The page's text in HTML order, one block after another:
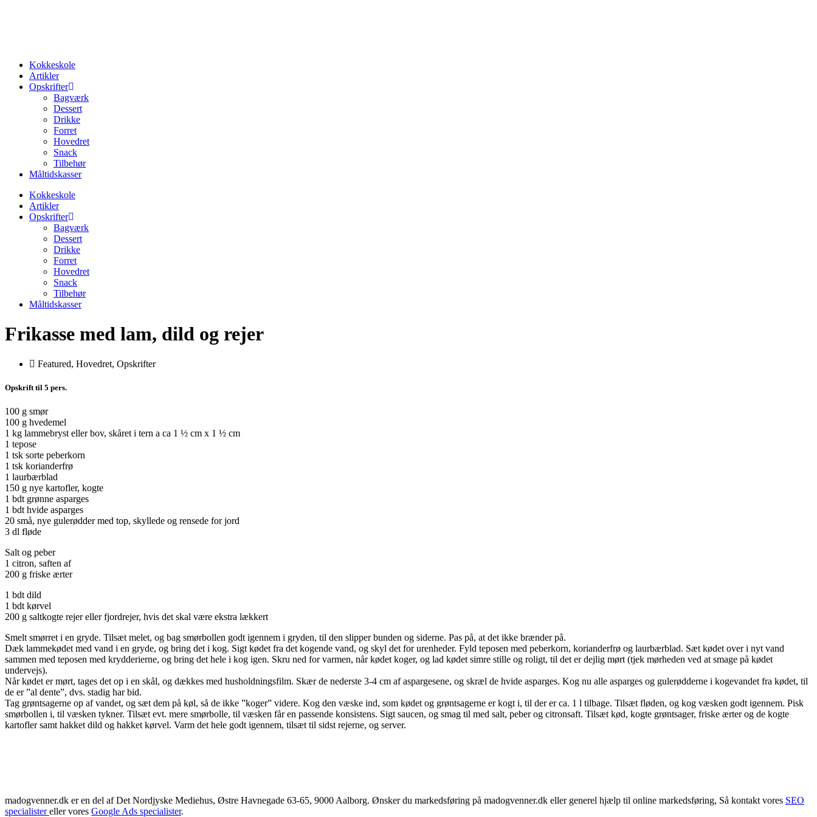
Kokkeskole
Artikler
Opskrifter
Bagværk
Dessert
Drikke
Forret
Hovedret
Snack
Tilbehør
Måltidskasser
Kokkeskole
Artikler
Opskrifter
Bagværk
Dessert
Drikke
Forret
Hovedret
Snack
Tilbehør
Måltidskasser
Frikasse med lam, dild og rejer
Featured, Hovedret, Opskrifter
Opskrift til 5 pers.
100 g smør
100 g hvedemel
1 kg lammebryst eller bov, skåret i tern a ca 1 ½ cm x 1 ½ cm
1 tepose
1 tsk sorte peberkorn
1 tsk korianderfrø
1 laurbærblad
150 g nye kartofler, kogte
1 bdt grønne asparges
1 bdt hvide asparges
20 små, nye gulerødder med top, skyllede og rensede for jord
3 dl fløde
Salt og peber
1 citron, saften af
200 g friske ærter
1 bdt dild
1 bdt kørvel
200 g saltkogte rejer eller fjordrejer, hvis det skal være ekstra lækkert
Smelt smørret i en gryde. Tilsæt melet, og bag smørbollen godt igennem i gryden, til den slipper bunden og siderne. Pas på, at det ikke brænder på.
Dæk lammekødet med vand i en gryde, og bring det i kog. Sigt kødet fra det kogende vand, og skyl det for urenheder. Fyld teposen med peberkorn, korianderfrø og laurbærblad. Sæt kødet over i nyt vand
sammen med teposen med krydderierne, og bring det hele i kog igen. Skru ned for varmen, når kødet koger, og lad kødet simre stille og roligt, til det er dejlig mørt (tjek mørheden ved at smage på kødet
undervejs).
Når kødet er mørt, tages det op i en skål, og dækkes med husholdningsfilm. Skær de nederste 3-4 cm af aspargesene, og skræl de hvide asparges. Kog nu alle asparges og gulerødderne i kogevandet fra kødet, til
de er ”al dente”, dvs. stadig har bid.
Tag grøntsagerne op af vandet, og sæt dem på køl, så de ikke ”koger” videre. Kog den væske ind, som kødet og grøntsagerne er kogt i, til der er ca. 1 l tilbage. Tilsæt fløden, og kog væsken godt igennem. Pisk
smørbollen i, til væsken tykner. Tilsæt evt. mere smørbolle, til væsken får en passende konsistens. Sigt saucen, og smag til med salt, peber og citronsaft. Tilsæt kød, kogte grøntsager, friske ærter og de kogte
kartofler samt hakket dild og hakket kørvel. Varm det hele godt igennem, tilsæt til sidst rejerne, og server.
madogvenner.dk er en del af Det Nordjyske Mediehus, Østre Havnegade 63-65, 9000 Aalborg. Ønsker du markedsføring på madogvenner.dk eller generel hjælp til online markedsføring, Så kontakt vores SEO
specialistereller vores Google Ads specialister.